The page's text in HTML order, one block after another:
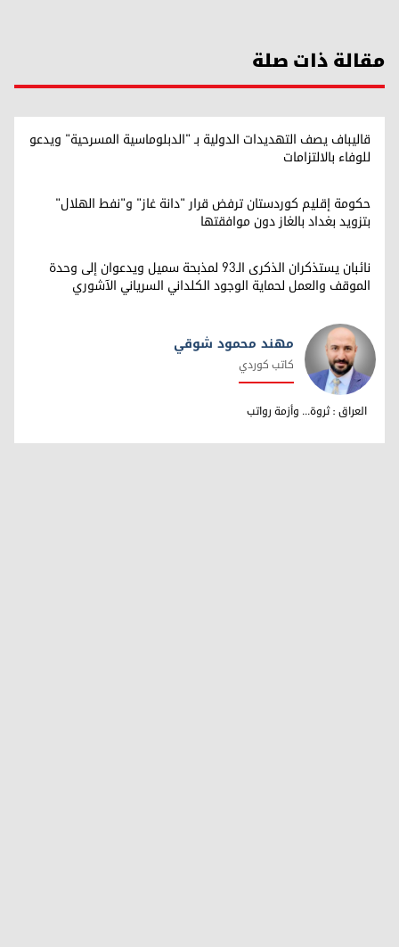
مقالة ذات صلة
قاليباف يصف التهديدات الدولية بـ "الدبلوماسية المسرحية" ويدعو
للوفاء بالالتزامات
حكومة إقليم كوردستان ترفض قرار "دانة غاز" و"نفط الهلال"
بتزويد بغداد بالغاز دون موافقتها
نائبان يستذكران الذكرى الـ93 لمذبحة سميل ويدعوان إلى وحدة
الموقف والعمل لحماية الوجود الكلداني السرياني الآشوري
مهند محمود شوقي
مهند محمود شوقي
كاتب كوردي
العراق : ثروة... وأزمة رواتب